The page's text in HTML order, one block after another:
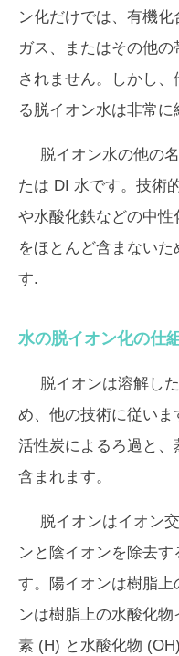
ン化だけでは、有機
ガス、またはその他
されません。しかし
る脱イオン水は非常に
脱イオン水の他の
たは DI 水です。技術
や水酸化鉄などの中
をほとんど含まない
す.
水の脱イオン化の仕
脱イオンは溶解し
め、他の技術に従い
活性炭によるろ過と
含まれます。
脱イオンはイオン
ンと陰イオンを除去
す。陽イオンは樹脂
ンは樹脂上の水酸化
素 (H) と水酸化物